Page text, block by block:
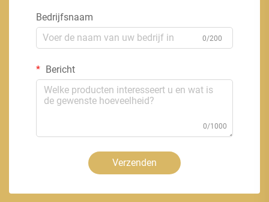
Bedrijfsnaam
0/200
Bericht
0/1000
Verzenden